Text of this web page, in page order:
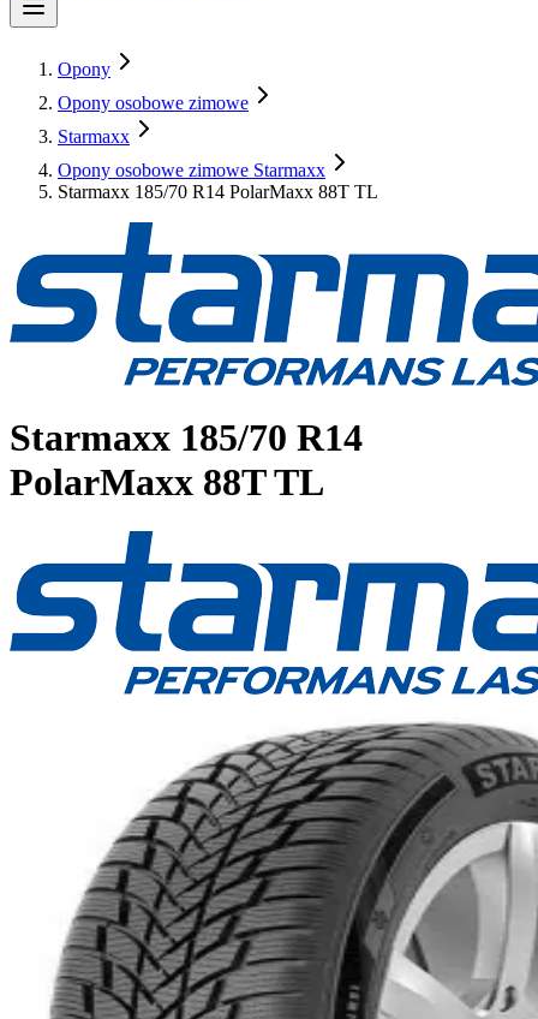
Opony
Opony osobowe zimowe
Starmaxx
Opony osobowe zimowe Starmaxx
Starmaxx 185/70 R14 PolarMaxx 88T TL
Starmaxx 185/70 R14
PolarMaxx 88T TL